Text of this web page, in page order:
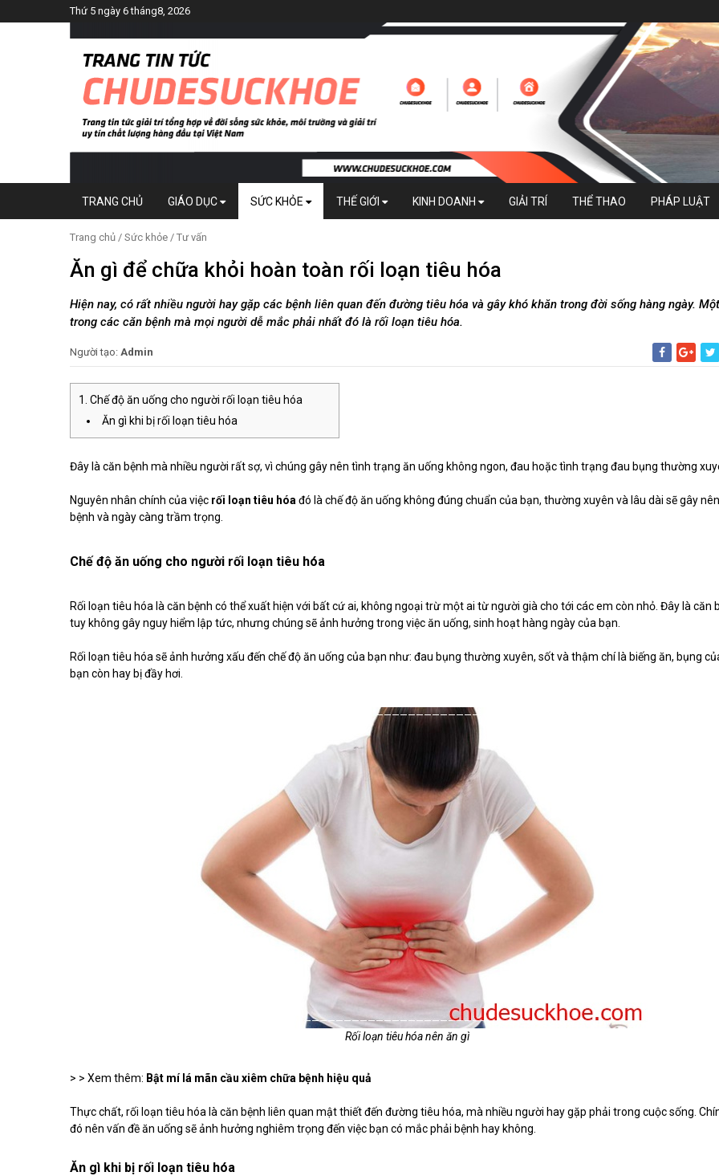
Thứ 5 ngày 6 tháng8, 2026
TRANG CHỦ GIÁO DỤC SỨC KHỎE THẾ GIỚI KINH DOANH GIẢI TRÍ THỂ THAO PHÁP LUẬT
Trang chủ / Sức khỏe / Tư vấn
Ăn gì để chữa khỏi hoàn toàn rối loạn tiêu hóa
Hiện nay, có rất nhiều người hay gặp các bệnh liên quan đến đường tiêu hóa và gây khó khăn trong đời sống hàng ngày. Một
trong các căn bệnh mà mọi người dễ mắc phải nhất đó là rối loạn tiêu hóa.
Người tạo: Admin
Chế độ ăn uống cho người rối loạn tiêu hóa
Ăn gì khi bị rối loạn tiêu hóa
Đây là căn bệnh mà nhiều người rất sợ, vì chúng gây nên tình trạng ăn uống không ngon, đau hoặc tình trạng đau bụng thường
Nguyên nhân chính của việc rối loạn tiêu hóa đó là chế độ ăn uống không đúng chuẩn của bạn, thường xuyên và lâu dài sẽ gây nên
bệnh và ngày càng trầm trọng.
Chế độ ăn uống cho người rối loạn tiêu hóa
Rối loạn tiêu hóa là căn bệnh có thể xuất hiện với bất cứ ai, không ngoại trừ một ai từ người già cho tới các em còn nhỏ. Đây là căn
tuy không gây nguy hiểm lập tức, nhưng chúng sẽ ảnh hưởng trong việc ăn uống, sinh hoạt hàng ngày của bạn.
Rối loạn tiêu hóa sẽ ảnh hưởng xấu đến chế độ ăn uống của bạn như: đau bụng thường xuyên, sốt và thậm chí là biếng ăn, bụng
bạn còn hay bị đầy hơi.
Rối loạn tiêu hóa nên ăn gì
> > Xem thêm: Bật mí lá mãn cầu xiêm chữa bệnh hiệu quả
Thực chất, rối loạn tiêu hóa là căn bệnh liên quan mật thiết đến đường tiêu hóa, mà nhiều người hay gặp phải trong cuộc sống.
đó nên vấn đề ăn uống sẽ ảnh hưởng nghiêm trọng đến việc bạn có mắc phải bệnh hay không.
Ăn gì khi bị rối loạn tiêu hóa